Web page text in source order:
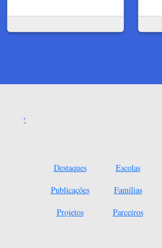
Destaques
Publicações
Projetos
Escolas
Famílias
Parceiros